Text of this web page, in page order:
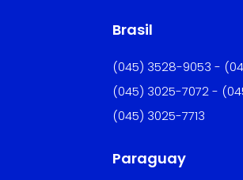
Brasil
(045) 3528-9053 -
(045) 3025-7072 -
(045) 3025-7713
Paraguay